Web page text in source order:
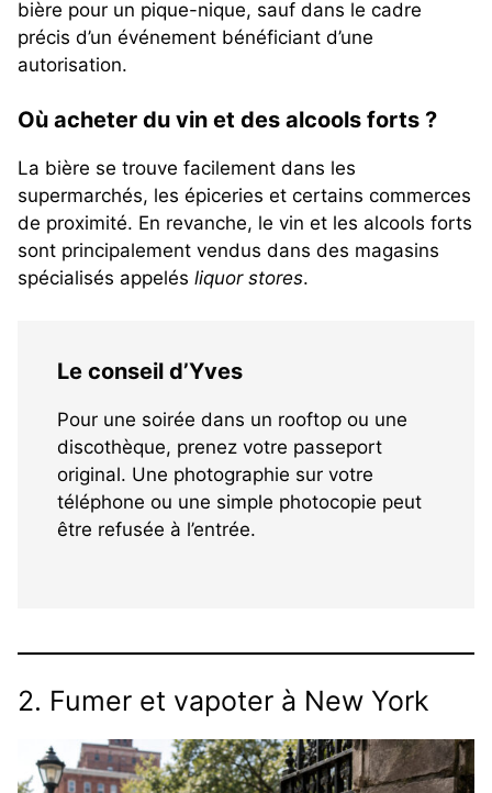
bière pour un pique-nique, sauf dans le cadre
précis d’un événement bénéficiant d’une
autorisation.
Où acheter du vin et des alcools forts ?
La bière se trouve facilement dans les
supermarchés, les épiceries et certains commerces
de proximité. En revanche, le vin et les alcools forts
sont principalement vendus dans des magasins
spécialisés appelés liquor stores.
Le conseil d’Yves
Pour une soirée dans un rooftop ou une
discothèque, prenez votre passeport
original. Une photographie sur votre
téléphone ou une simple photocopie peut
être refusée à l’entrée.
2. Fumer et vapoter à New York